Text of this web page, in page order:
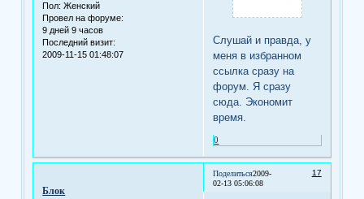
Пол: Женский
Провел на форуме:
9 дней 9 часов
Последний визит:
2009-11-15 01:48:07
Слушай и правда, у
меня в избранном
ссылка сразу на
форум. Я сразу
сюда. Экономит
время.
0
Поделиться 17
2009-
02-13 05:06:08
Блок